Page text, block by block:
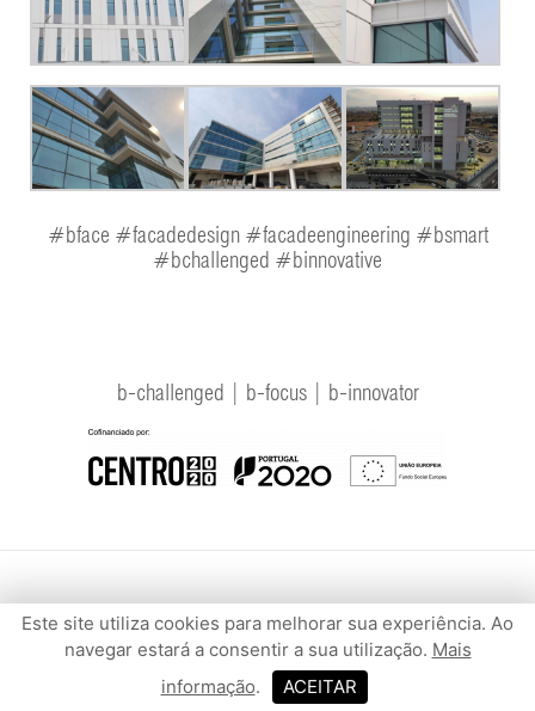
#bface #facadedesign #facadeengineering #bsmart
#bchallenged #binnovative
b-challenged | b-focus | b-innovator
© 2026 b-face.Política de Privacidade e Cookies
Este site utiliza cookies para melhorar sua experiência. Ao
navegar estará a consentir a sua utilização. Mais
informação. ACEITAR